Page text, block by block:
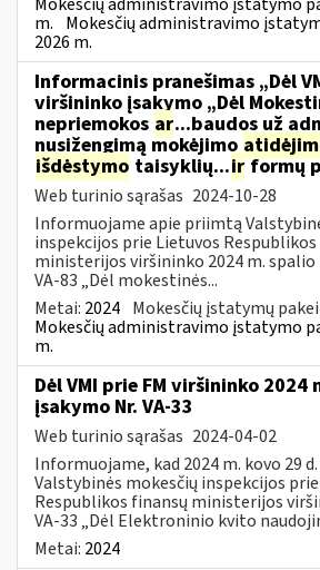
m. Mokesčių administravimo
2026 m.
Informacinis pranešimas „Dėl
viršininko įsakymo „Dėl
nepriemokos ar...baudos už
nusižengimą mokėjimo
išdėstymo taisyklių...irformų
Web turinio sąrašas 2024-10-28
Informuojame apie priimtą
inspekcijos prie Lietuvos
ministerijos viršininko 2024 m. spalio
VA-83 „Dėl mokestinės...
Metai: 2024 Mokesčių įstatymų
Mokesčių administravimo įstatymo
m.
Dėl VMI prie FM viršininko 2024
įsakymo Nr. VA-33
Web turinio sąrašas 2024-04-02
Informuojame, kad 2024 m. kovo 29
Valstybinės mokesčių inspekcijos
Respublikos finansų ministerijos
VA-33 „Dėl Elektroninio kvito
Metai: 2024